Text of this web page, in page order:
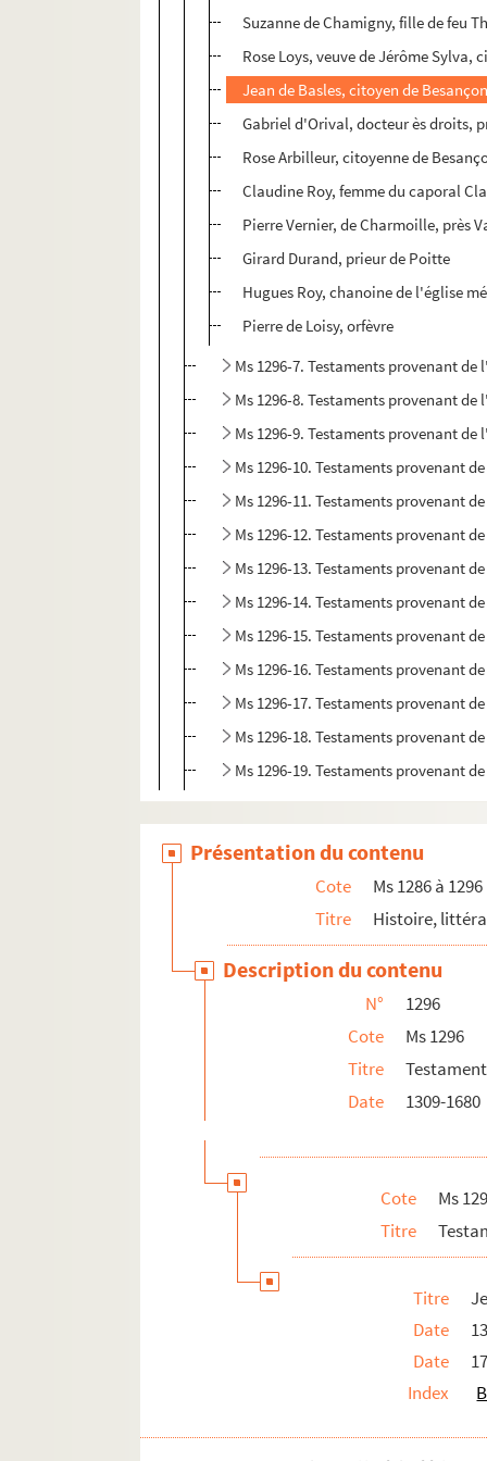
Suzanne de Chamigny, fille de feu
Rose Loys, veuve de Jérôme Sylva,
Jean de Basles, citoyen de
Gabriel d'Orival, docteur ès droits,
Rose Arbilleur, citoyenne de
Claudine Roy, femme du caporal
Pierre Vernier, de Charmoille, près
Girard Durand, prieur de Poitte
Hugues Roy, chanoine de l'église
Pierre de Loisy, orfèvre
Ms 1296-7. Testaments provenant
Ms 1296-8. Testaments provenant
Ms 1296-9. Testaments provenant
Ms 1296-10. Testaments provenant
Ms 1296-11. Testaments provenant
Ms 1296-12. Testaments provenant
Ms 1296-13. Testaments provenant
Ms 1296-14. Testaments provenant
Ms 1296-15. Testaments provenant
Ms 1296-16. Testaments provenant
Ms 1296-17. Testaments provenant
Ms 1296-18. Testaments provenant
Ms 1296-19. Testaments provenant
Présentation du contenu
Cote
Ms 1286 à 1296
Titre
Histoire,
Description du contenu
N°
1296
Cote
Ms 1296
Titre
Date
1309-1680
Cote
Ms
Titre
Titre
Date
Date
Index